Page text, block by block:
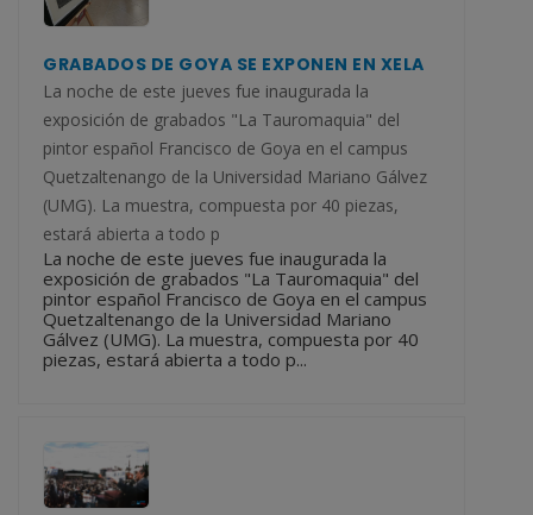
GRABADOS DE GOYA SE EXPONEN EN XELA
La noche de este jueves fue inaugurada la
exposición de grabados "La Tauromaquia" del
pintor español Francisco de Goya en el campus
Quetzaltenango de la Universidad Mariano Gálvez
(UMG). La muestra, compuesta por 40 piezas,
estará abierta a todo p
La noche de este jueves fue inaugurada la
exposición de grabados "La Tauromaquia" del
pintor español Francisco de Goya en el campus
Quetzaltenango de la Universidad Mariano
Gálvez (UMG). La muestra, compuesta por 40
piezas, estará abierta a todo p...